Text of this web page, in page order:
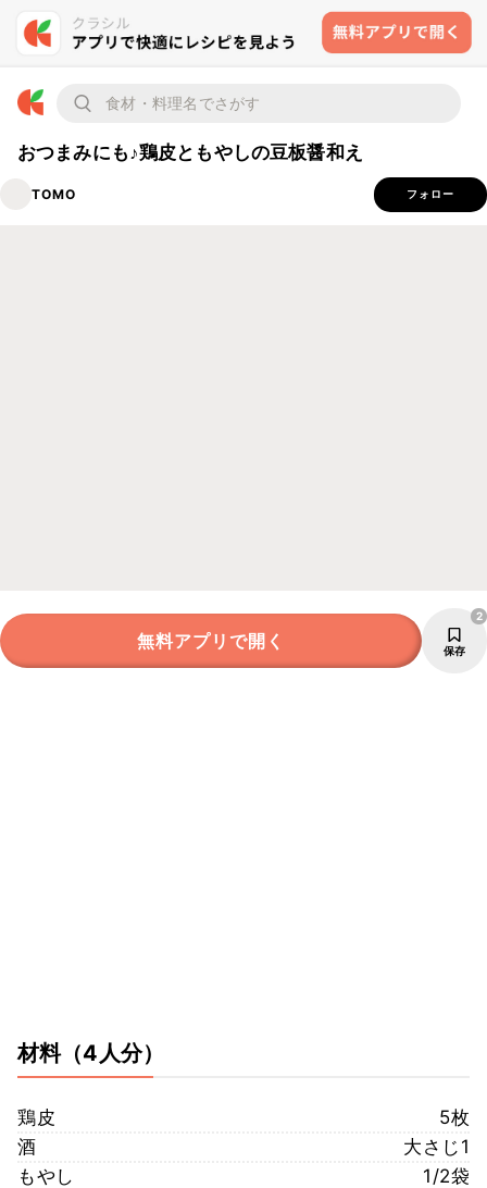
おつまみにも♪鶏皮ともやしの豆板醤和え
TOMO フォロー
無料アプリで開く 保存
2
材料（4人分）
鶏皮
5枚
酒
大さじ1
もやし
1/2袋